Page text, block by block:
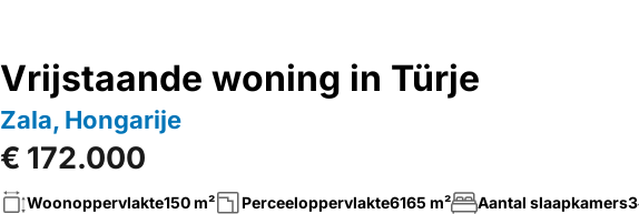
Vrijstaande woning in Türje
Zala, Hongarije
€ 172.000
Woonoppervlakte150 m² Perceeloppervlakte6165 m² Aantal slaapkamers3